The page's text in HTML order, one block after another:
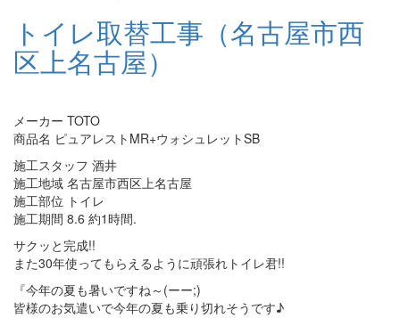
トイレ取替工事（名古屋市西
区上名古屋）
メーカー TOTO
商品名 ピュアレストMR+ウォシュレットSB
施工スタッフ 酒井
施工地域 名古屋市西区上名古屋
施工部位 トイレ
施工期間 8.6 約1時間.
サクッと完成!!
また30年使ってもらえるように頑張れトイレ君!!
『今年の夏も暑いですね～(ーー;)
皆様のお気遣いで今年の夏も乗り切れそうです♪